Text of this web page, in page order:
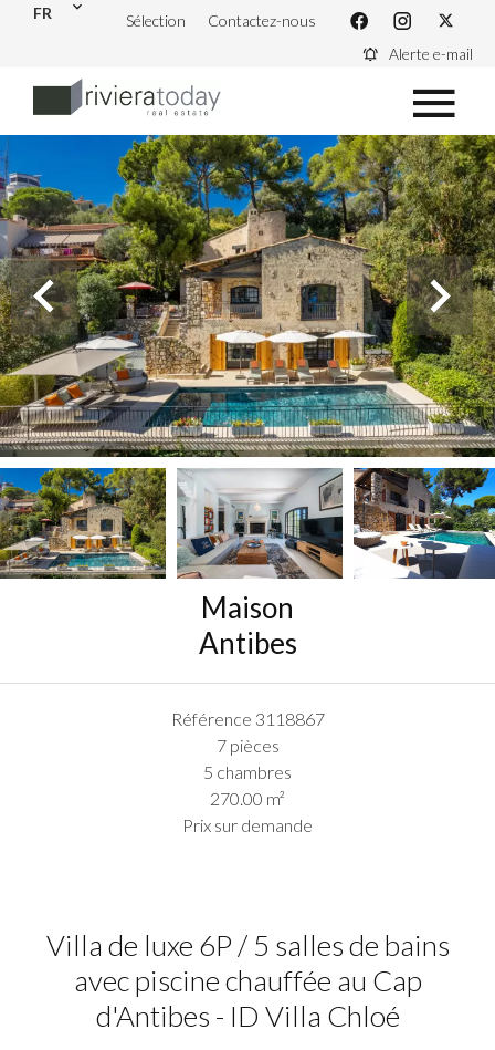
FR Sélection
Contactez-nous
Alerte e-mail
Maison
Antibes
Référence 3118867
7 pièces
5 chambres
270.00 m²
Prix sur demande
Villa de luxe 6P / 5 salles de bains
avec piscine chauffée au Cap
d'Antibes - ID Villa Chloé